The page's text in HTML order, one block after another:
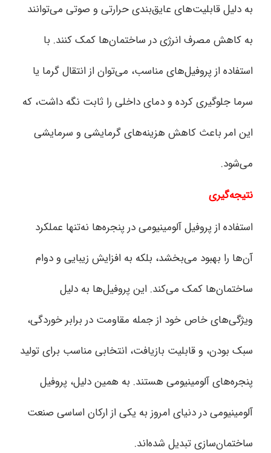
به دلیل قابلیت‌های عایق‌بندی حرارتی و صوتی می‌توانند
به کاهش مصرف انرژی در ساختمان‌ها کمک کنند. با
استفاده از پروفیل‌های مناسب، می‌توان از انتقال گرما یا
سرما جلوگیری کرده و دمای داخلی را ثابت نگه داشت، که
این امر باعث کاهش هزینه‌های گرمایشی و سرمایشی
می‌شود.
نتیجه‌گیری
استفاده از پروفیل‌ آلومینیومی در پنجره‌ها نه‌تنها عملکرد
آن‌ها را بهبود می‌بخشد، بلکه به افزایش زیبایی و دوام
ساختمان‌ها کمک می‌کند. این پروفیل‌ها به دلیل
ویژگی‌های خاص خود از جمله مقاومت در برابر خوردگی،
سبک بودن، و قابلیت بازیافت، انتخابی مناسب برای تولید
پنجره‌های آلومینیومی هستند. به همین دلیل، پروفیل‌
آلومینیومی در دنیای امروز به یکی از ارکان اساسی صنعت
ساختمان‌سازی تبدیل شده‌اند.